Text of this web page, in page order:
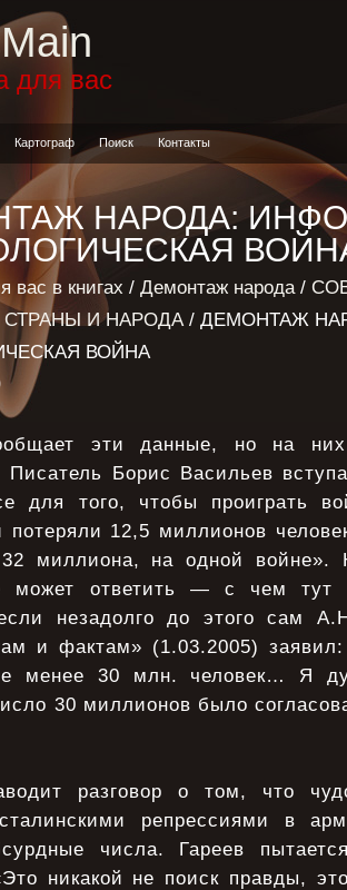
для вас
Картограф Поиск Контакты
НАРОДА:
вас в книгах / Демонтаж народа/
И НАРОДА/ ДЕМОНТАЖ
ВОЙНА
эти данные, но на
Писатель Борис Васильев
для того, чтобы проиграть
потеряли 12,5 миллионов
32 миллиона, на одной войне».
может ответить — с чем тут
незадолго до этого сам
и фактам» (1.03.2005)
менее 30 млн. человек… Я
30 миллионов было
разговор о том, что
репрессиями в
числа. Гареев
никакой не поиск правды,